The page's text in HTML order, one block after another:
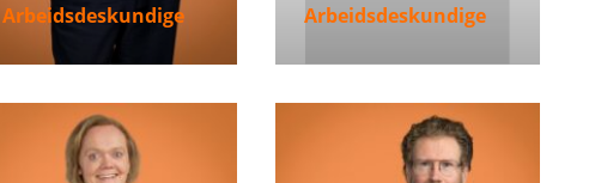
Arbeidsdeskundige
Meer informatie
Arbeidsdeskundige
Meer informatie